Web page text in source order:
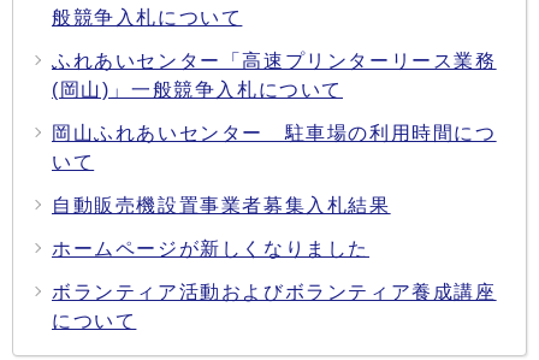
般競争入札について
ふれあいセンター「高速プリンターリース業務
(岡山)」一般競争入札について
岡山ふれあいセンター 駐車場の利用時間につ
いて
自動販売機設置事業者募集入札結果
ホームページが新しくなりました
ボランティア活動およびボランティア養成講座
について